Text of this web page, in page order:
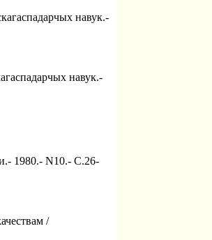
навук.-
навук.-
1980.- N10.- C.26-
/